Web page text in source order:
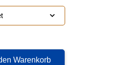
Warenkorb